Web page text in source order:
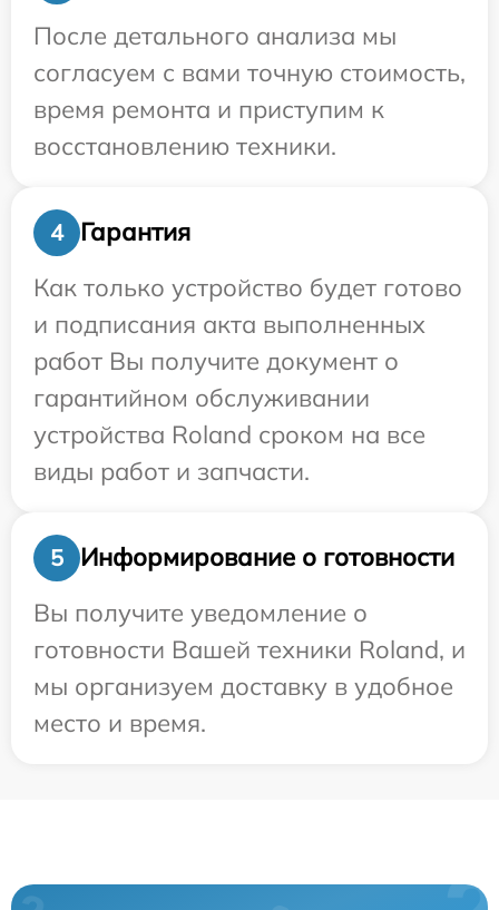
После детального анализа мы
согласуем с вами точную стоимость,
время ремонта и приступим к
восстановлению техники.
4
Гарантия
Как только устройство будет готово
и подписания акта выполненных
работ Вы получите документ о
гарантийном обслуживании
устройства Roland сроком на все
виды работ и запчасти.
5
Информирование о готовности
Вы получите уведомление о
готовности Вашей техники Roland, и
мы организуем доставку в удобное
место и время.